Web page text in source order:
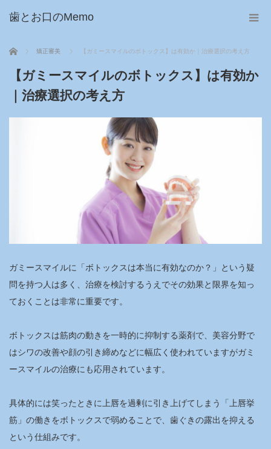
歯とお口のMemo
ホーム 矯正審美 【ガミースマイルのボトックス】は有効か｜治療選択の考え方
【ガミースマイルのボトックス】は有効か
｜治療選択の考え方
ガミースマイルに「ボトックスは本当に有効なのか？」という疑
問を持つ人は多く、治療を検討するうえでその効果と限界を知っ
ておくことは非常に重要です。
ボトックスは筋肉の動きを一時的に抑制する薬剤で、美容分野で
はシワの改善や顔の引き締めなどに幅広く使われていますがガミ
ースマイルの治療にも応用されています。
具体的には笑ったときに上唇を過剰に引き上げてしまう「上唇挙
筋」の働きをボトックスで弱めることで、歯ぐきの露出を抑える
という仕組みです。